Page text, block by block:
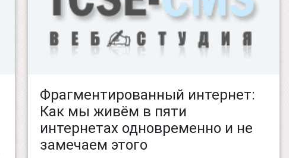
Фрагментированный интернет:
Как мы живём в пяти
интернетах одновременно и не
замечаем этого